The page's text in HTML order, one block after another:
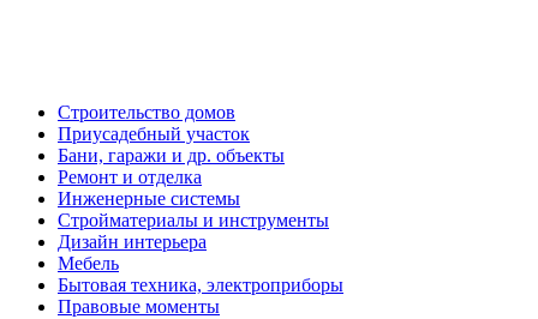
Строительство домов
Приусадебный участок
Бани, гаражи и др. объекты
Ремонт и отделка
Инженерные системы
Стройматериалы и инструменты
Дизайн интерьера
Мебель
Бытовая техника, электроприборы
Правовые моменты